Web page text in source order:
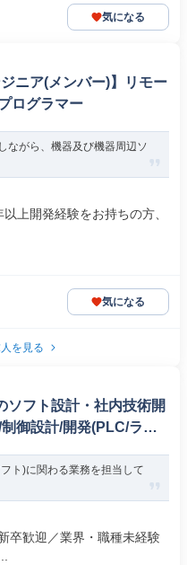
気になる
ニア(メンバー)】リモー
ログラマー
ながら、機器及び機器周辺ソ
上開発経験をお持ちの方、
気になる
を見る
ソフト設計・社内技術開
御設計/開発(PLC/ラダ
ト)に関わる業務を担当して
卒歓迎／業界・職種未経験